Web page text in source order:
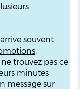
souvent
.
trouvez pas ce
minutes
message sur